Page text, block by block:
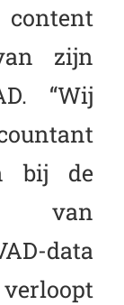
content
zijn
“Wij
bij de
van
data